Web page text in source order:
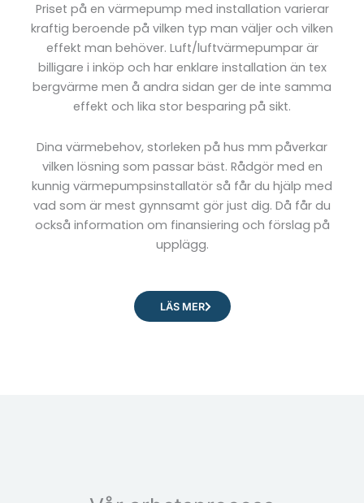
Priset på en värmepump med installation varierar
kraftig beroende på vilken typ man väljer och vilken
effekt man behöver. Luft/luftvärmepumpar är
billigare i inköp och har enklare installation än tex
bergvärme men å andra sidan ger de inte samma
effekt och lika stor besparing på sikt.
Dina värmebehov, storleken på hus mm påverkar
vilken lösning som passar bäst. Rådgör med en
kunnig värmepumpsinstallatör så får du hjälp med
vad som är mest gynnsamt gör just dig. Då får du
också information om finansiering och förslag på
upplägg.
LÄS MER